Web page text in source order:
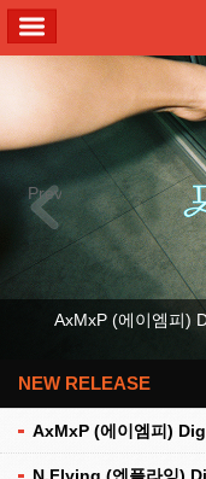
Previous
AxMxP (에이엠피)
NEW RELEASE
AxMxP (에이엠피)